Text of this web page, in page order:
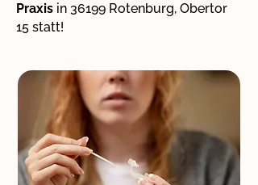
Praxis in 36199 Rotenburg, Obertor
15 statt!